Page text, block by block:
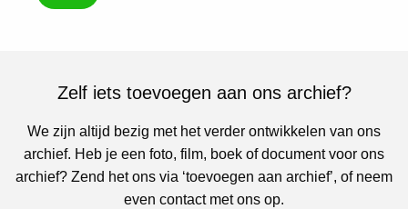
Zelf iets toevoegen aan ons archief?
We zijn altijd bezig met het verder ontwikkelen van ons
archief. Heb je een foto, film, boek of document voor ons
archief? Zend het ons via ‘toevoegen aan archief’, of neem
even contact met ons op.